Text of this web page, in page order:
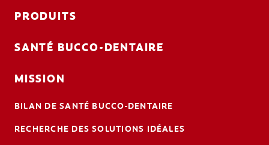
PRODUITS
SANTÉ BUCCO-DENTAIRE
MISSION
BILAN DE SANTÉ BUCCO-DENTAIRE
RECHERCHE DES SOLUTIONS IDÉALES